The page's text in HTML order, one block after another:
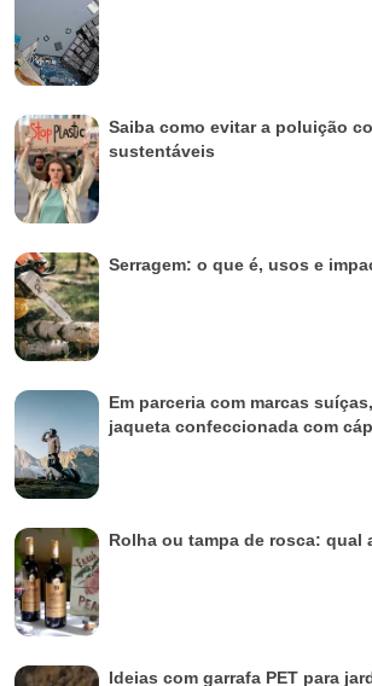
Saiba como evitar a poluição
sustentáveis
Serragem: o que é, usos e
Em parceria com marcas
jaqueta confeccionada com
Rolha ou tampa de rosca: qual
Ideias com garrafa PET para